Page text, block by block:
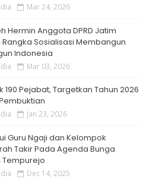
Mar 24, 2026
Hermin Anggota DPRD Jatim
Sosialisasi Membangun
Indonesia
Mar 03, 2026
190 Pejabat, Targetkan Tahun 2026
Jan 23, 2026
Guru Ngaji dan Kelompok
Takir Pada Agenda Bunga
Tempurejo
Dec 14, 2025